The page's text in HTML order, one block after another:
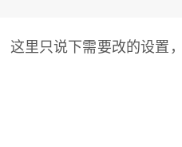
这里只说下需要改的设置